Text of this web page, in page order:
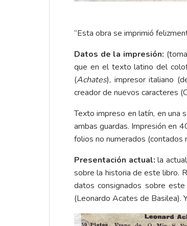
“Esta obra se imprimió
Datos de la impresión:
que en el texto latino del
(Achates), impresor italiano
creador de nuevos caracteres
Texto impreso en latín, en una
ambas guardas. Impresión en
folios no numerados (contados
Presentación actual:la
sobre la historia de este libro.
datos consignados sobre
(Leonardo Acates de Basilea).